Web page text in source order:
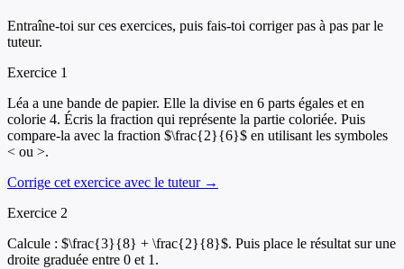
Entraîne-toi sur ces exercices, puis fais-toi corriger pas à pas par le
tuteur.
Exercice 1
Léa a une bande de papier. Elle la divise en 6 parts égales et en
colorie 4. Écris la fraction qui représente la partie coloriée. Puis
compare-la avec la fraction $\frac{2}{6}$ en utilisant les symboles
< ou >.
Corrige cet exercice avec le tuteur →
Exercice 2
Calcule : $\frac{3}{8} + \frac{2}{8}$. Puis place le résultat sur une
droite graduée entre 0 et 1.